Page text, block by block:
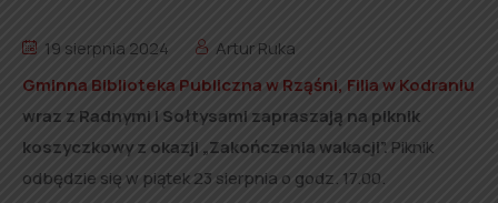
19 sierpnia 2024
Artur Ruka
Gminna Biblioteka Publiczna w Rząśni, Filia w Kodraniu
wraz z Radnymi i Sołtysami zapraszają na piknik
koszyczkowy z okazji „Zakończenia wakacji”. Piknik
odbędzie się w piątek 23 sierpnia o godz. 17.00.